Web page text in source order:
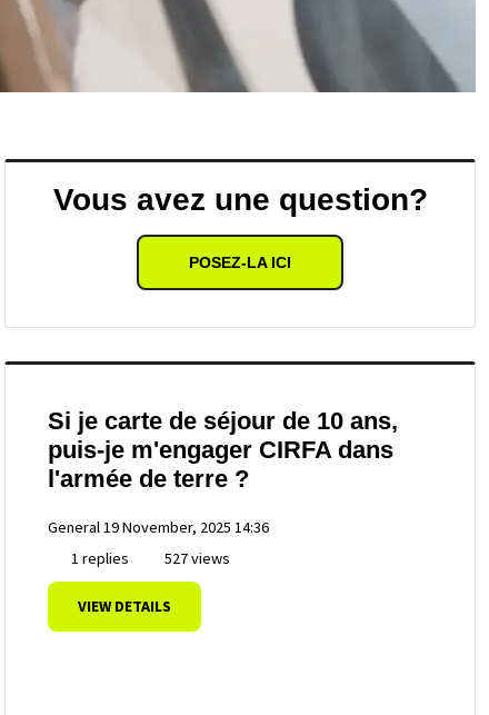
Vous avez une question?
POSEZ-LA ICI
Si je carte de séjour de 10 ans,
puis-je m'engager CIRFA dans
l'armée de terre ?
General19 November, 2025 14:36
1 replies
527 views
VIEW DETAILS